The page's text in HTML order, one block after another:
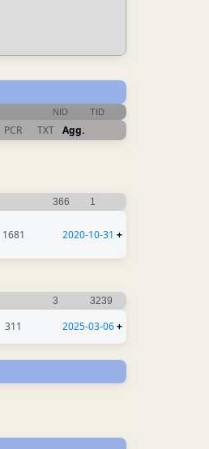
NID TID
PCR TXT Agg.
366 1
1681 2020-10-31 +
3 3239
311 2025-03-06+